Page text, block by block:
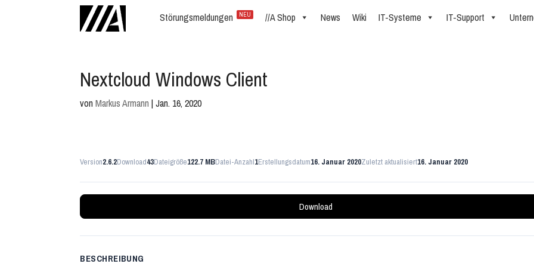
Störungsmeldungen NEU //A Shop News Wiki IT-Systeme IT-Support
Nextcloud Windows Client
vonMarkus Armann |Jan. 16, 2020
Version2.6.2Download43Dateigröße122.7 MBDatei-Anzahl1Erstellungsdatum16. Januar 2020Zuletzt aktualisiert16. Januar 2020
Download
BESCHREIBUNG